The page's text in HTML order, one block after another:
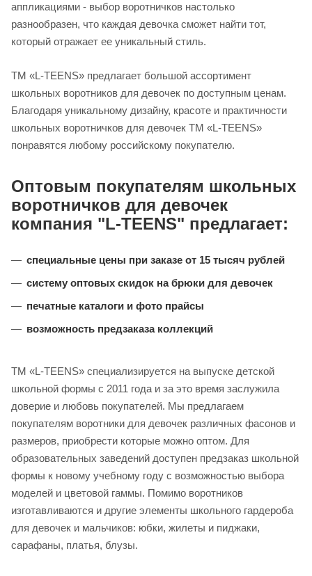
аппликациями - выбор воротничков настолько
разнообразен, что каждая девочка сможет найти тот,
который отражает ее уникальный стиль.
ТМ «L-TEENS» предлагает большой ассортимент
школьных воротников для девочек по доступным ценам.
Благодаря уникальному дизайну, красоте и практичности
школьных воротничков для девочек ТМ «L-TEENS»
понравятся любому российскому покупателю.
Оптовым покупателям школьных
воротничков для девочек
компания "L-TEENS" предлагает:
специальные цены при заказе от 15 тысяч рублей
систему оптовых скидок на брюки для девочек
печатные каталоги и фото прайсы
возможность предзаказа коллекций
ТМ «L-TEENS» специализируется на выпуске детской
школьной формы с 2011 года и за это время заслужила
доверие и любовь покупателей. Мы предлагаем
покупателям воротники для девочек различных фасонов и
размеров, приобрести которые можно оптом. Для
образовательных заведений доступен предзаказ школьной
формы к новому учебному году с возможностью выбора
моделей и цветовой гаммы. Помимо воротников
изготавливаются и другие элементы школьного гардероба
для девочек и мальчиков: юбки, жилеты и пиджаки,
сарафаны, платья, блузы.